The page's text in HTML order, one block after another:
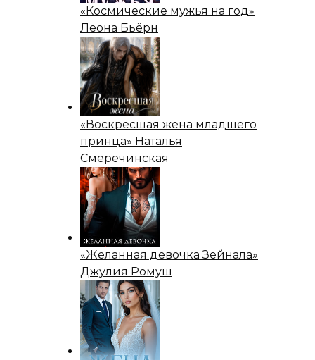
«Космические мужья на год»
Леона Бьёрн
«Воскресшая жена младшего
принца» Наталья
Смеречинская
«Желанная девочка Зейнала»
Джулия Ромуш